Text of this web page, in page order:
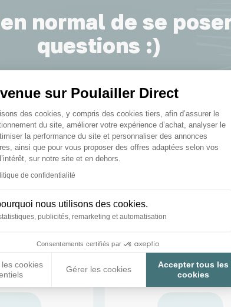
sur Poulailler Direct
de Gestion du
des cookies, y compris des cookies tiers, afin d’assurer le
du site, améliorer votre expérience d’achat, analyser le
la performance du site et personnaliser des annonces
ainsi que pour vous proposer des offres adaptées selon vos
sur notre site et en dehors.
de confidentialité
nous utilisons des cookies.
publicités, remarketing et automatisation
Consentements certifiés par
cookies
Gérer les cookies
Accepter tous les
cookies
Axeptio consent
normal de se
questions :)
poules mangent leurs œufs ?
Voir nos conseils et astuces